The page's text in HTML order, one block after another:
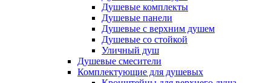
Душевые комплекты
Душевые панели
Душевые с верхним душем
Душевые со стойкой
Уличный душ
Душевые смесители
Комплектующие для душевых